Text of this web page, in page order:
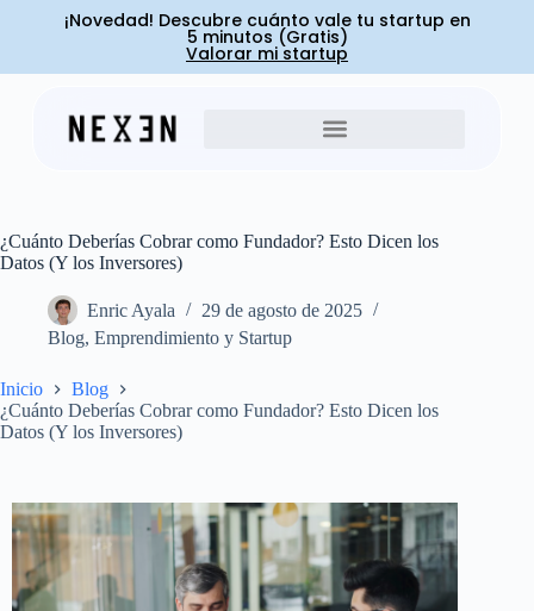
¡Novedad! Descubre cuánto vale tu startup en
5 minutos (Gratis)
Valorar mi startup
¿Cuánto Deberías Cobrar como Fundador? Esto Dicen los
Datos (Y los Inversores)
Enric Ayala
29 de agosto de 2025
Blog, Emprendimiento y Startup
Inicio
Blog
¿Cuánto Deberías Cobrar como Fundador? Esto Dicen los
Datos (Y los Inversores)